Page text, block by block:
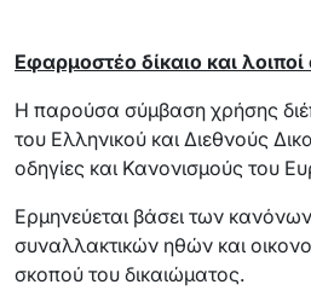
Εφαρμοστέο δίκαιο και λοιποί
Η παρούσα σύμβαση χρήσης
του Ελληνικού και Διεθνούς
οδηγίες και Κανονισμούς του
Ερμηνεύεται βάσει των
συναλλακτικών ηθών και
σκοπού του δικαιώματος.